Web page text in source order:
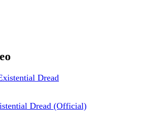
Dread (Official)